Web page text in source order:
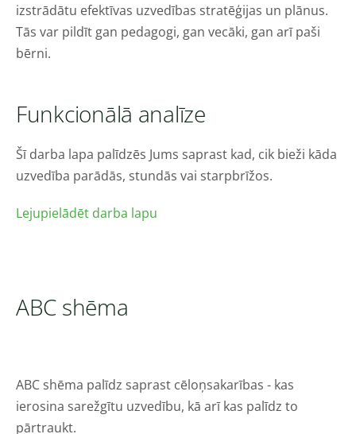
izstrādātu efektīvas uzvedības stratēģijas un plānus.
Tās var pildīt gan pedagogi, gan vecāki, gan arī paši
bērni.
Funkcionālā analīze
Šī darba lapa palīdzēs Jums saprast kad, cik bieži kāda
uzvedība parādās, stundās vai starpbrīžos.
Lejupielādēt darba lapu
ABC shēma
ABC shēma palīdz saprast cēloņsakarības - kas
ierosina sarežgītu uzvedību, kā arī kas palīdz to
pārtraukt.